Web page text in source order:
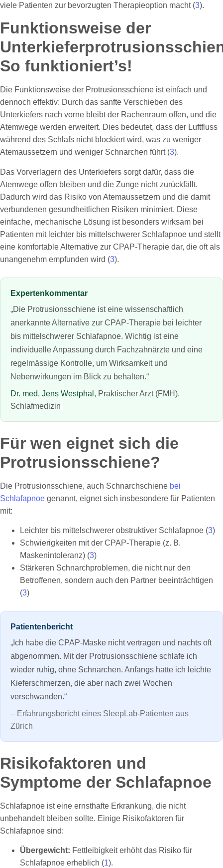
viele Patienten zur bevorzugten Therapieoption macht (3).
Funktionsweise der
So funktioniert’s!
Die Funktionsweise der Protrusionsschiene ist einfach und
dennoch effektiv: Durch das sanfte Verschieben des
Unterkiefers nach vorne bleibt der Rachenraum offen, und die
Atemwege werden erweitert. Dies bedeutet, dass der Luftfluss
während des Schlafs nicht blockiert wird, was zu weniger
Atemaussetzern und weniger Schnarchen führt (3).
Das Vorverlagern des Unterkiefers sorgt dafür, dass die
Atemwege offen bleiben und die Zunge nicht zurückfällt.
Dadurch wird das Risiko von Atemaussetzern und die damit
verbundenen gesundheitlichen Risiken minimiert. Diese
einfache, mechanische Lösung ist besonders wirksam bei
Patienten mit leichter bis mittelschwerer Schlafapnoe und stellt
eine komfortable Alternative zur CPAP-Therapie dar, die oft als
unangenehm empfunden wird (3).
Expertenkommentar
„Die Protrusionsschiene ist eine wissenschaftlich
anerkannte Alternative zur CPAP-Therapie bei leichter
bis mittelschwerer Schlafapnoe. Wichtig ist eine
individuelle Anpassung durch Fachzahnärzte und eine
regelmässige Kontrolle, um Wirksamkeit und
Nebenwirkungen im Blick zu behalten.“
Dr. med. Jens Westphal , Praktischer Arzt (FMH),
Schlafmedizin
Für wen eignet sich die
Protrusionsschiene?
Die Protrusionsschiene, auch Schnarchschiene bei
Schlafapnoe genannt, eignet sich insbesondere für Patienten
mit:
Leichter bis mittelschwerer obstruktiver Schlafapnoe (3)
Schwierigkeiten mit der CPAP-Therapie (z. B.
Maskenintoleranz) (3)
Stärkeren Schnarchproblemen, die nicht nur den
Betroffenen, sondern auch den Partner beeinträchtigen
(3)
Patientenbericht
„Ich habe die CPAP-Maske nicht vertragen und nachts oft
abgenommen. Mit der Protrusionsschiene schlafe ich
wieder ruhig, ohne Schnarchen. Anfangs hatte ich leichte
Kieferschmerzen, die aber nach zwei Wochen
verschwanden.“
– Erfahrungsbericht eines SleepLab-Patienten aus
Zürich
Risikofaktoren und
Symptome der Schlafapnoe
Schlafapnoe ist eine ernsthafte Erkrankung, die nicht
unbehandelt bleiben sollte. Einige Risikofaktoren für
Schlafapnoe sind:
Übergewicht: Fettleibigkeit erhöht das Risiko für
Schlafapnoe erheblich (1).